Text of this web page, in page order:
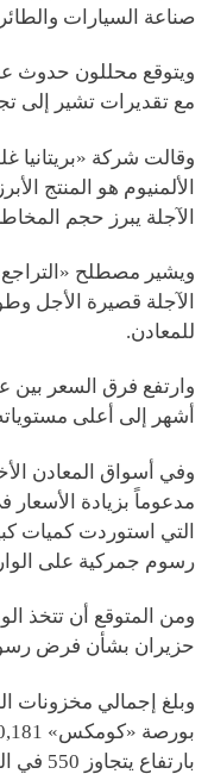
صناعة السيارات
ويتوقع محللون حدوث
مع تقديرات تشير إلى
وقالت شركة «بريتانيا
الألمنيوم هو المنتج
الآجلة يبرز حجم
ويشير مصطلح
الآجلة قصيرة الأجل
للمعادن.
وارتفع فرق السعر بين
أشهر إلى أعلى مستوياته في 19 عاماً، متجاوزاً 100
وفي أسواق المعادن
مدعوماً بزيادة الأسعار
التي استوردت كميات
رسوم جمركية على
ومن المتوقع أن تتخذ
حزيران بشأن فرض
وبلغ إجمالي مخزونات